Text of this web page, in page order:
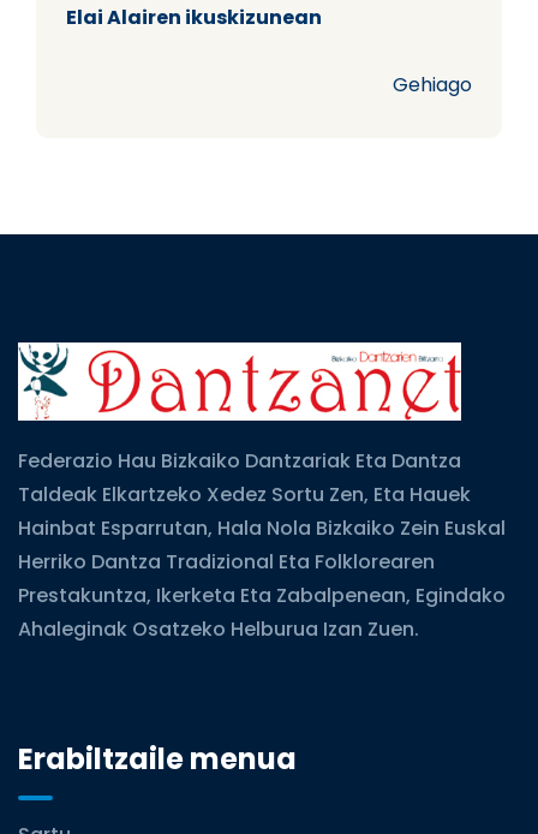
Elai Alairen ikuskizunean
Gehiago
Federazio Hau Bizkaiko Dantzariak Eta Dantza
Taldeak Elkartzeko Xedez Sortu Zen, Eta Hauek
Hainbat Esparrutan, Hala Nola Bizkaiko Zein Euskal
Herriko Dantza Tradizional Eta Folklorearen
Prestakuntza, Ikerketa Eta Zabalpenean, Egindako
Ahaleginak Osatzeko Helburua Izan Zuen.
Erabiltzaile menua